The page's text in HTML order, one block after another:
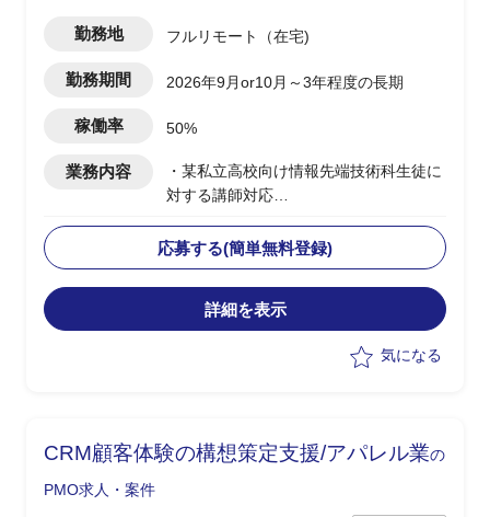
勤務地 フルリモート（在宅)
勤務期間 2026年9月or10月～3年程度の長期
稼働率 50%
業務内容
・某私立高校向け情報先端技術科生徒に
対する講師対応
ィ、AI/金融工学(高校生向けのため企業
におけるお金の話)、情報Ⅰ
・授業日：月曜(9:40～12:40、13:15～
15:30)、水曜(9:40～12:00)
・その他、授業に使うコンテンツの制作
基礎レベルを教え、学生に興味を持たせ
応募する(簡単無料登録)
詳細を表示
気になる
CRM顧客体験の構想策定支援/アパレル業の
PMO求人・案件